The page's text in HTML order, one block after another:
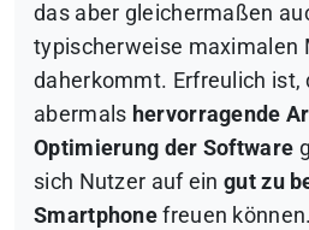
das aber gleichermaßen
typischerweise maximalen
daherkommt. Erfreulich ist,
abermals hervorragende
Optimierung der Software
sich Nutzer auf eingut zu
Smartphone freuen können.